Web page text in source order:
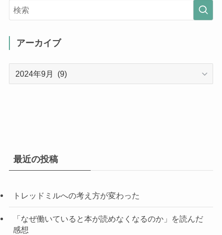
アーカイブ
最近の投稿
トレッドミルへの考え方が変わった
「なぜ働いていると本が読めなくなるのか」を読んだ
感想